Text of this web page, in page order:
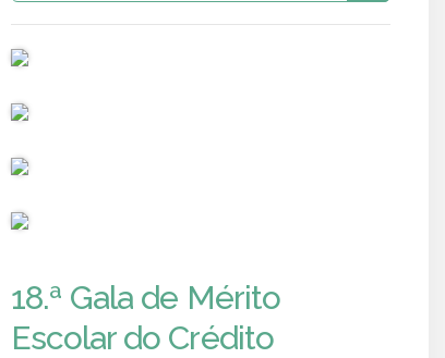
18.ª Gala de Mérito
Escolar do Crédito